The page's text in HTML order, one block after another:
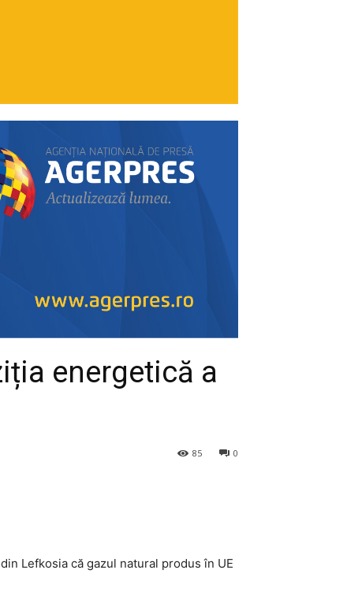
energetică a
0
85
Lefkosia că gazul natural produs în UE